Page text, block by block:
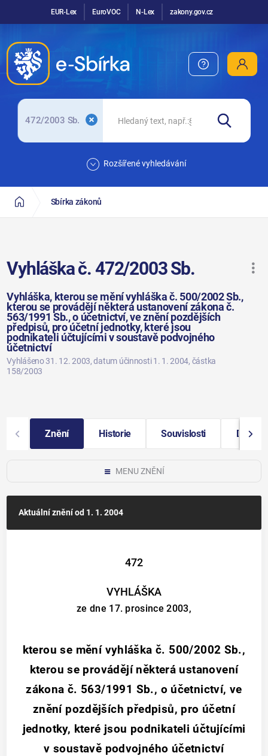
EUR-Lex EuroVOC N-Lex zakony.gov.cz
472/2003 Sb.
Rozšířené vyhledávání
Sbírka zákonů
Vyhláška č. 472/2003 Sb.
Vyhláška, kterou se mění vyhláška č. 500/2002 Sb.,
kterou se provádějí některá ustanovení zákona č.
563/1991 Sb., o účetnictví, ve znění pozdějších
předpisů, pro účetní jednotky, které jsou
podnikateli účtujícími v soustavě podvojného
účetnictví
Vyhlášeno 31. 12. 2003, datum účinnosti 1. 1. 2004, částka
158/2003
Znění Historie Souvislosti Další
MENU ZNĚNÍ
Aktuální zněníod 1. 1. 2004
472
VYHLÁŠKA
ze dne 17. prosince 2003,
kterou se mění vyhláška č. 500/2002 Sb.,
kterou se provádějí některá ustanovení
zákona č. 563/1991 Sb., o účetnictví, ve
znění pozdějších předpisů, pro účetní
jednotky, které jsou podnikateli účtujícími
v soustavě podvojného účetnictví